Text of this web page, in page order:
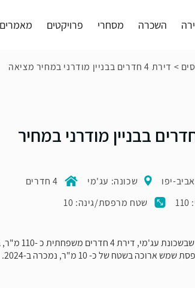
השכרה מסחרי פרויקטים מאמרים
> דירת 4 חדרים בבניין מודרני במחיר מציאה
4 חדרים בבניין מודרני במחיר
יפו שכונה: עג'מי
4 חדרים
שטח מרפסת/גינה: 10
בסמטה ציורית
ארוכה בשטח של כ- 10 מ"ר, נמכרה ב-2024.